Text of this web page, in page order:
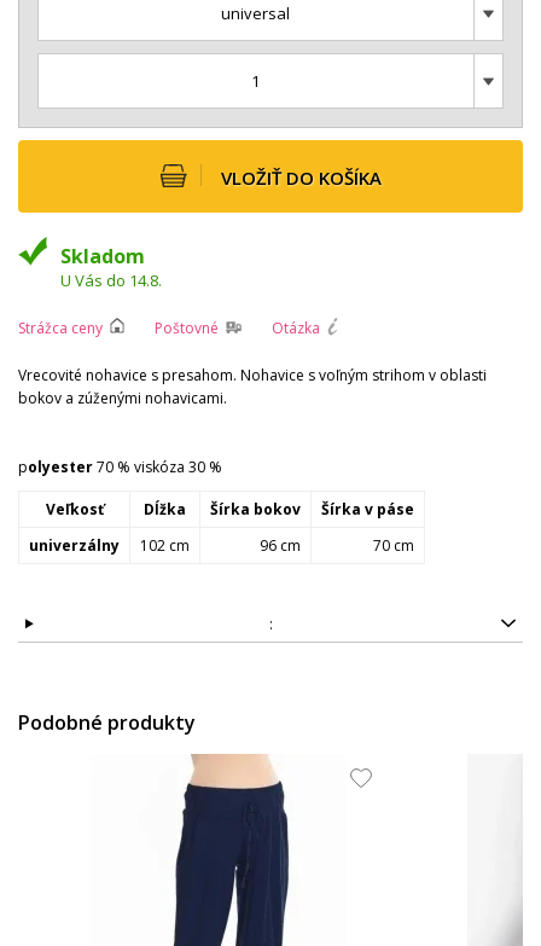
universal
1
VLOŽIŤ DO KOŠÍKA
Skladom
U Vás do 14.8.
Strážca ceny Poštovné Otázka
Vrecovité nohavice s presahom. Nohavice s voľným strihom v oblasti
bokov a zúženými nohavicami.
polyester70 % viskóza 30 %
Veľkosť Dĺžka Šírka bokov
Šírka v páse
univerzálny
102 cm 96 cm 70 cm
:
Podobné produkty